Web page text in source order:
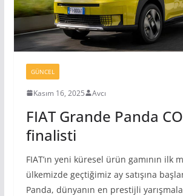
GÜNCEL
Kasım 16, 2025 Avcı
FIAT Grande Panda
finalisti
FIAT’ın yeni küresel ürün gamının ilk
ülkemizde geçtiğimiz ay satışına
Panda, dünyanın en prestijli